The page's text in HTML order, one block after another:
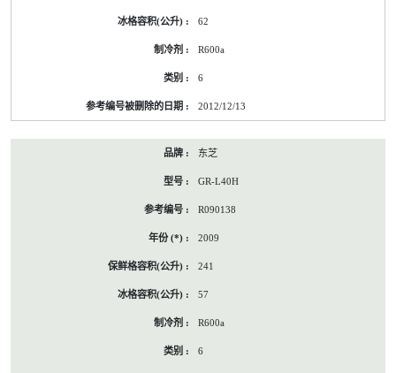
62
R600a
6
2012/12/13
东芝
GR-L40H
R090138
2009
241
57
R600a
6